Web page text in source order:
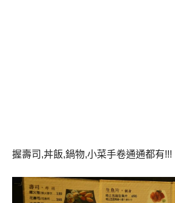
握壽司,丼飯,鍋物,小菜手卷通通都有!!!